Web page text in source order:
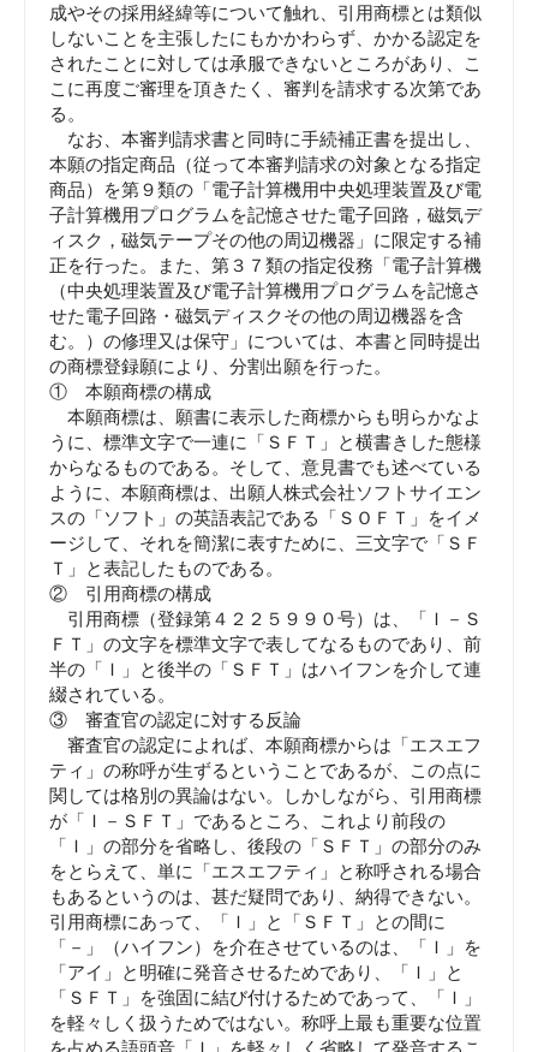
成やその採用経緯等について触れ、引用商標とは類似
しないことを主張したにもかかわらず、かかる認定を
されたことに対しては承服できないところがあり、こ
こに再度ご審理を頂きたく、審判を請求する次第であ
る。
なお、本審判請求書と同時に手続補正書を提出し、
本願の指定商品（従って本審判請求の対象となる指定
商品）を第９類の「電子計算機用中央処理装置及び電
子計算機用プログラムを記憶させた電子回路，磁気デ
ィスク，磁気テープその他の周辺機器」に限定する補
正を行った。また、第３７類の指定役務「電子計算機
（中央処理装置及び電子計算機用プログラムを記憶さ
せた電子回路・磁気ディスクその他の周辺機器を含
む。）の修理又は保守」については、本書と同時提出
の商標登録願により、分割出願を行った。
① 本願商標の構成
本願商標は、願書に表示した商標からも明らかなよ
うに、標準文字で一連に「ＳＦＴ」と横書きした態様
からなるものである。そして、意見書でも述べている
ように、本願商標は、出願人株式会社ソフトサイエン
スの「ソフト」の英語表記である「ＳＯＦＴ」をイメ
ージして、それを簡潔に表すために、三文字で「ＳＦ
Ｔ」と表記したものである。
② 引用商標の構成
引用商標（登録第４２２５９９０号）は、「Ｉ－Ｓ
ＦＴ」の文字を標準文字で表してなるものであり、前
半の「Ｉ」と後半の「ＳＦＴ」はハイフンを介して連
綴されている。
③ 審査官の認定に対する反論
審査官の認定によれば、本願商標からは「エスエフ
ティ」の称呼が生ずるということであるが、この点に
関しては格別の異論はない。しかしながら、引用商標
が「Ｉ－ＳＦＴ」であるところ、これより前段の
「Ｉ」の部分を省略し、後段の「ＳＦＴ」の部分のみ
をとらえて、単に「エスエフティ」と称呼される場合
もあるというのは、甚だ疑問であり、納得できない。
引用商標にあって、「Ｉ」と「ＳＦＴ」との間に
「－」（ハイフン）を介在させているのは、「Ｉ」を
「アイ」と明確に発音させるためであり、「Ｉ」と
「ＳＦＴ」を強固に結び付けるためであって、「Ｉ」
を軽々しく扱うためではない。称呼上最も重要な位置